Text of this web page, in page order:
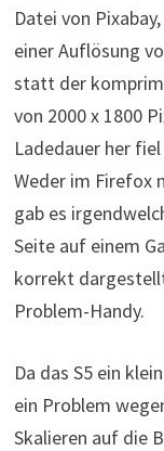
Datei von
einer Auflösung
statt der
von 2000 x 1800
Ladedauer her
Weder im Firefox
gab es
Seite auf einem
korrekt
Problem-Handy.
Da das S5 ein
ein Problem
Skalieren auf die